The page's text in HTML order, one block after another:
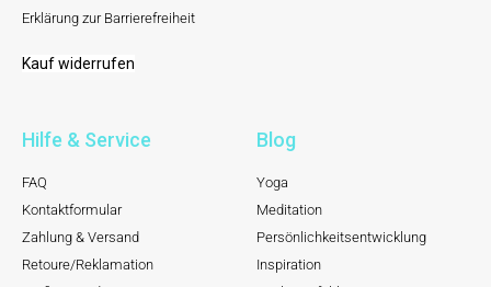
Erklärung zur Barrierefreiheit
Kauf widerrufen
Hilfe & Service
FAQ
Kontaktformular
Zahlung & Versand
Retoure/Reklamation
Blog
Yoga
Meditation
Persönlichkeitsentwicklung
Inspiration